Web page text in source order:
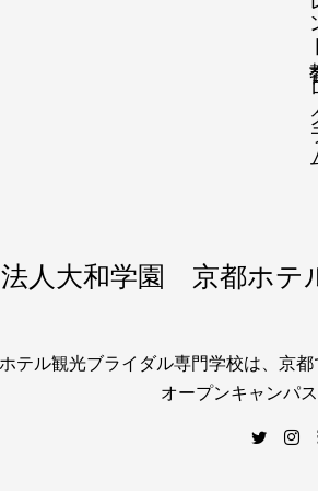
リカ
人大和学園 京都ホテ
テル観光ブライダル専門学校は、京
オープンキャンパ